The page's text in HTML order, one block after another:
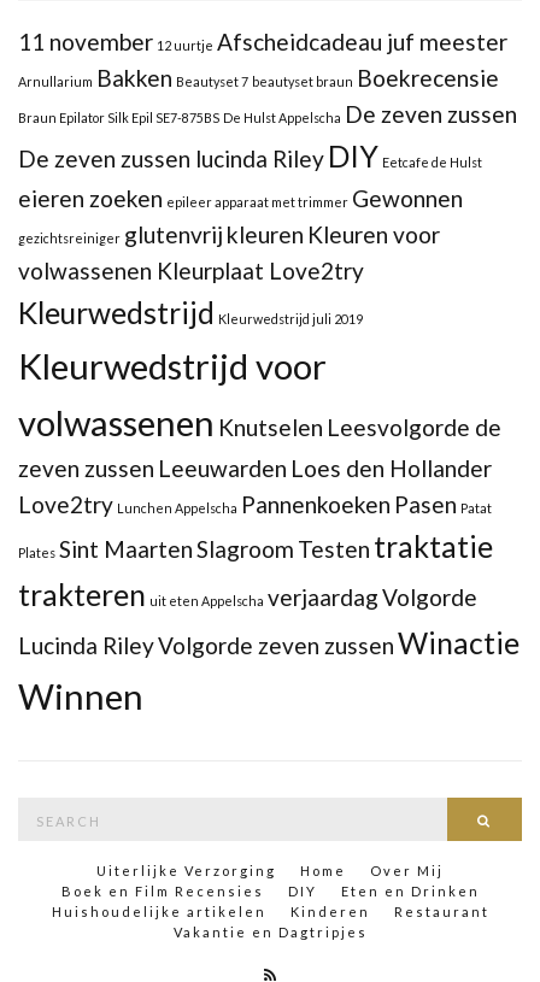
11 november 12 uurtje Afscheidcadeau juf meester
Arnullarium Bakken Beautyset 7 beautyset braun Boekrecensie
Braun Epilator Silk Epil SE7-875BS De Hulst Appelscha De zeven zussen
De zeven zussen lucinda Riley DIY Eetcafe de Hulst
eieren zoeken epileer apparaat met trimmer Gewonnen
gezichtsreiniger glutenvrij kleuren Kleuren voor
volwassenen Kleurplaat Love2try
Kleurwedstrijd Kleurwedstrijd juli 2019
Kleurwedstrijd voor
volwassenen Knutselen Leesvolgorde de
zeven zussen Leeuwarden Loes den Hollander
Love2try Lunchen Appelscha Pannenkoeken Pasen Patat
Plates Sint MaartenSlagroom Testen traktatie
trakteren uit eten Appelscha verjaardagVolgorde
Lucinda RileyVolgorde zeven zussenWinactie
Winnen
Uiterlijke Verzorging Home
Over Mij
Boek en Film Recensies
DIY
Eten en Drinken
Huishoudelijke artikelen
Kinderen
Restaurant
Vakantie en Dagtripjes